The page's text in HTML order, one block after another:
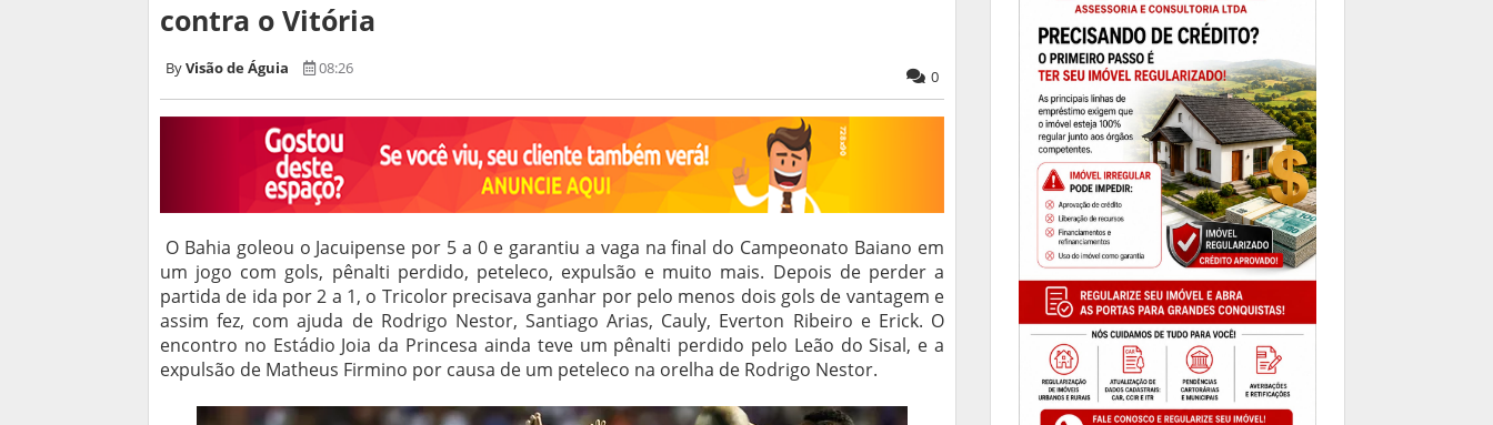
contra o Vitória
Visão de Águia 08:26 0
O Bahia goleou o Jacuipense por 5 a 0 e garantiu a vaga na final do Campeonato Baiano em
um jogo com gols, pênalti perdido, peteleco, expulsão e muito mais. Depois de perder a
partida de ida por 2 a 1, o Tricolor precisava ganhar por pelo menos dois gols de vantagem e
assim fez, com ajuda de Rodrigo Nestor, Santiago Arias, Cauly, Everton Ribeiro e Erick. O
encontro no Estádio Joia da Princesa ainda teve um pênalti perdido pelo Leão do Sisal, e a
expulsão de Matheus Firmino por causa de um peteleco na orelha de Rodrigo Nestor.